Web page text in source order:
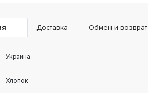
Доставка Обмен и возврат
Украина
Хлопок